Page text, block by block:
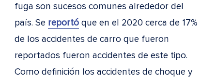
fuga son sucesos comunes alrededor del
país. Se reportó que en el 2020 cerca de 17%
de los accidentes de carro que fueron
reportados fueron accidentes de este tipo.
Como definición los accidentes de choque y